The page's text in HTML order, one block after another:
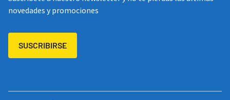
novedades y promociones
SUSCRIBIRSE